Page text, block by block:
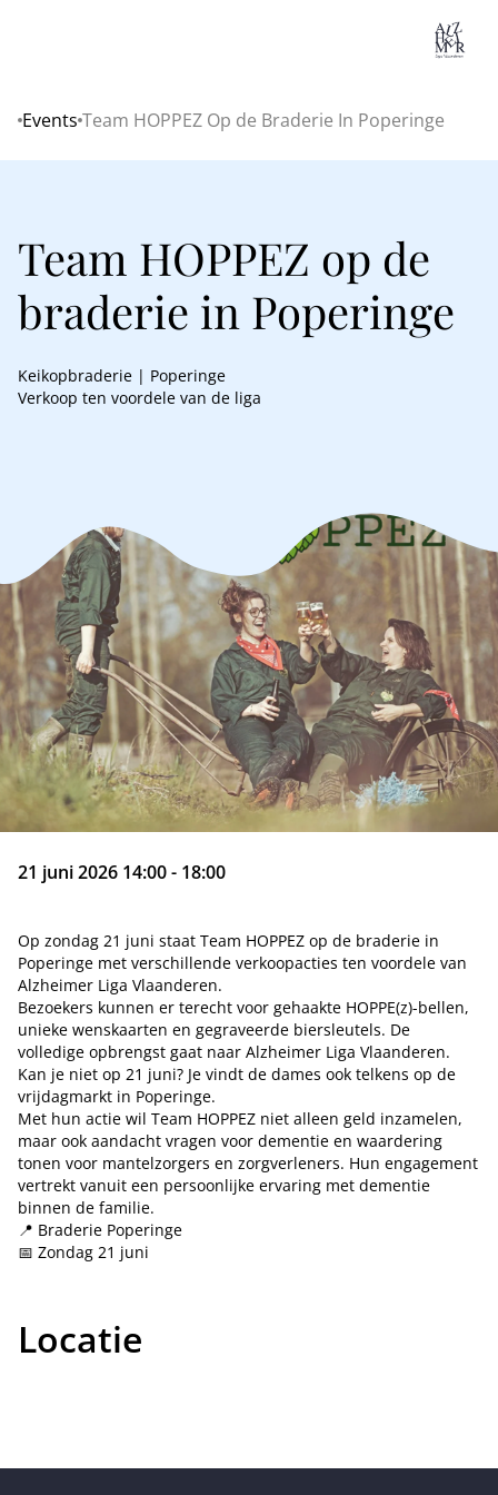
Home
Events Team HOPPEZ Op de Braderie In Poperinge
Team HOPPEZ op de
braderie in Poperinge
Keikopbraderie | Poperinge
Verkoop ten voordele van de liga
21 juni 2026 14:00 - 18:00
Op zondag 21 juni staat Team HOPPEZ op de braderie in
Poperinge met verschillende verkoopacties ten voordele van
Alzheimer Liga Vlaanderen.
Bezoekers kunnen er terecht voor gehaakte HOPPE(z)-bellen,
unieke wenskaarten en gegraveerde biersleutels. De
volledige opbrengst gaat naar Alzheimer Liga Vlaanderen.
Kan je niet op 21 juni? Je vindt de dames ook telkens op de
vrijdagmarkt in Poperinge.
Met hun actie wil Team HOPPEZ niet alleen geld inzamelen,
maar ook aandacht vragen voor dementie en waardering
tonen voor mantelzorgers en zorgverleners. Hun engagement
vertrekt vanuit een persoonlijke ervaring met dementie
binnen de familie.
📍 Braderie Poperinge
📅 Zondag 21 juni
Locatie